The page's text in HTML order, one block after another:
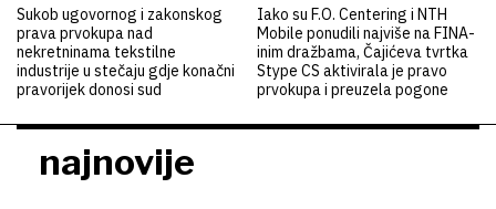
Sukob ugovornog i zakonskog
prava prvokupa nad
nekretninama tekstilne
industrije u stečaju gdje konačni
pravorijek donosi sud
Iako su F.O. Centering i NTH
Mobile ponudili najviše na FINA-
inim dražbama, Čajićeva tvrtka
Stype CS aktivirala je pravo
prvokupa i preuzela pogone
najnovije